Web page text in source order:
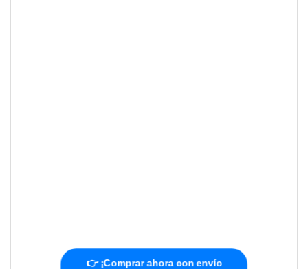
👉 ¡Comprar ahora con envío